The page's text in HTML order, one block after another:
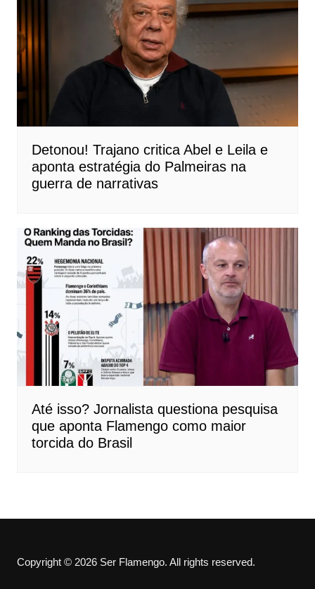
Detonou! Trajano critica Abel e Leila e
aponta estratégia do Palmeiras na
guerra de narrativas
Até isso? Jornalista questiona pesquisa
que aponta Flamengo como maior
torcida do Brasil
Copyright © 2026 Ser Flamengo. All rights reserved.